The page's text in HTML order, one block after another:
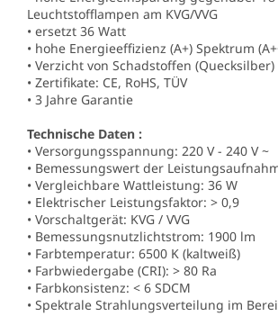
Leuchtstofflampen am KVG/VVG
• ersetzt 36 Watt
• hohe Energieeffizienz (A+) Spektrum
• Verzicht von Schadstoffen (Quecksilber)
• Zertifikate: CE, RoHS, TÜV
• 3 Jahre Garantie
Technische Daten :
• Versorgungsspannung: 220 V - 240 V ~
• Bemessungswert der
• Vergleichbare Wattleistung: 36 W
• Elektrischer Leistungsfaktor: > 0,9
• Vorschaltgerät: KVG / VVG
• Bemessungsnutzlichtstrom: 1900 lm
• Farbtemperatur: 6500 K (kaltweiß)
• Farbwiedergabe (CRI): > 80 Ra
• Farbkonsistenz: < 6 SDCM
• Spektrale Strahlungsverteilung im